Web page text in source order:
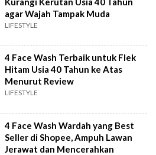
agar Wajah Tampak Muda
LIFESTYLE
4 Face Wash Terbaik untuk Flek
Hitam Usia 40 Tahun ke Atas
Menurut Review
LIFESTYLE
4 Face Wash Wardah yang Best
Seller di Shopee, Ampuh Lawan
Jerawat dan Mencerahkan